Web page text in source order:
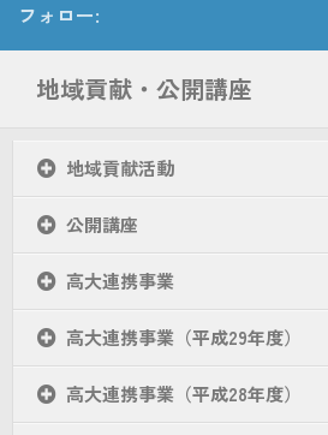
フォロー:
地域貢献・公開講座
地域貢献活動
公開講座
高大連携事業
高大連携事業（平成29年度）
高大連携事業（平成28年度）